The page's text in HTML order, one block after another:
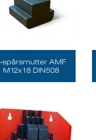
spårsmutter AMF
M12x18 DIN508